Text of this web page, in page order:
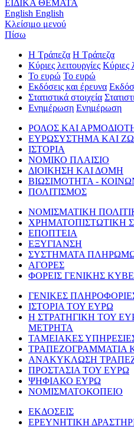
ΕΙΔΙΚΑ ΘΕΜΑΤΑ
English English
Κλείσιμο μενού
Πίσω
Η Τράπεζα Η Τράπεζα
Κύριες λειτουργίες Κύριες
Το ευρώ Το ευρώ
Εκδόσεις και έρευνα
Στατιστικά στοιχεία
Ενημέρωση Ενημέρωση
ΡΟΛΟΣ ΚΑΙ
ΕΥΡΩΣΥΣΤΗΜΑ ΚΑΙ
ΙΣΤΟΡΙΑ
ΝΟΜΙΚΟ ΠΛΑΙΣΙΟ
ΔΙΟΙΚΗΣΗ ΚΑΙ ΔΟΜΗ
ΒΙΩΣΙΜΟΤΗΤΑ -
ΠΟΛΙΤΙΣΜΟΣ
ΝΟΜΙΣΜΑΤΙΚΗ
ΧΡΗΜΑΤΟΠΙΣΤΩΤΙΚΗ
ΕΠΟΠΤΕΙΑ
ΕΞΥΓΙΑΝΣΗ
ΣΥΣΤΗΜΑΤΑ
ΑΓΟΡΕΣ
ΦΟΡΕΙΣ ΓΕΝΙΚΗΣ
ΓΕΝΙΚΕΣ
ΙΣΤΟΡΙΑ ΤΟΥ ΕΥΡΩ
Η ΣΤΡΑΤΗΓΙΚΗ ΤΟΥ
ΜΕΤΡΗΤΑ
ΤΑΜΕΙΑΚΕΣ
ΤΡΑΠΕΖΟΓΡΑΜΜΑΤΙΑ
ΑΝΑΚΥΚΛΩΣΗ
ΠΡΟΣΤΑΣΙΑ ΤΟΥ ΕΥΡΩ
ΨΗΦΙΑΚΟ ΕΥΡΩ
ΝΟΜΙΣΜΑΤΟΚΟΠΕΙΟ
ΕΚΔΟΣΕΙΣ
ΕΡΕΥΝΗΤΙΚΗ